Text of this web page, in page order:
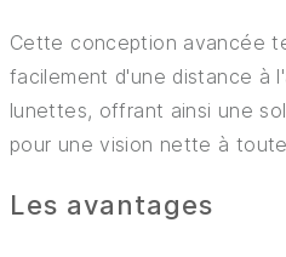
Cette conception avancée
facilement d'une distance à
lunettes, offrant ainsi une
pour une vision nette à
Les avantages